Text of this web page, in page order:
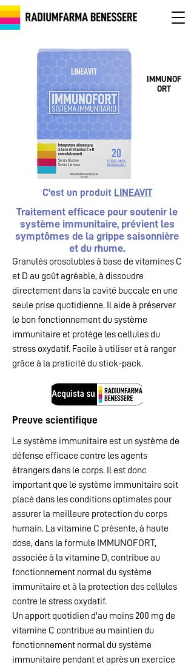
IMMUNOF
ORT
C'est un produit LINEAVIT
Traitement efficace pour soutenir le
système immunitaire, prévient les
symptômes de la grippe saisonnière
et du rhume.
Granulés orosolubles à base de vitamines C
et D au goût agréable, à dissoudre
directement dans la cavité buccale en une
seule prise quotidienne. Il aide à préserver
le bon fonctionnement du système
immunitaire et protège les cellules du
stress oxydatif. Facile à utiliser et à ranger
grâce à la praticité du stick-pack.
Preuve scientifique
Le système immunitaire est un système de
défense efficace contre les agents
étrangers dans le corps. Il est donc
important que le système immunitaire soit
placé dans les conditions optimales pour
assurer la meilleure protection du corps
humain. La vitamine C présente, à haute
dose, dans la formule IMMUNOFORT,
associée à la vitamine D, contribue au
fonctionnement normal du système
immunitaire et à la protection des cellules
contre le stress oxydatif.
Un apport quotidien d'au moins 200 mg de
vitamine C contribue au maintien du
fonctionnement normal du système
immunitaire pendant et après un exercice